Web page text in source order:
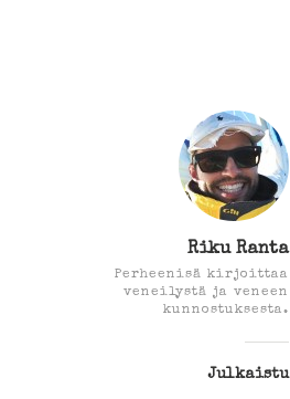
Riku Ranta
Perheenisä kirjoittaa
veneilystä ja veneen
kunnostuksesta.
Julkaistu